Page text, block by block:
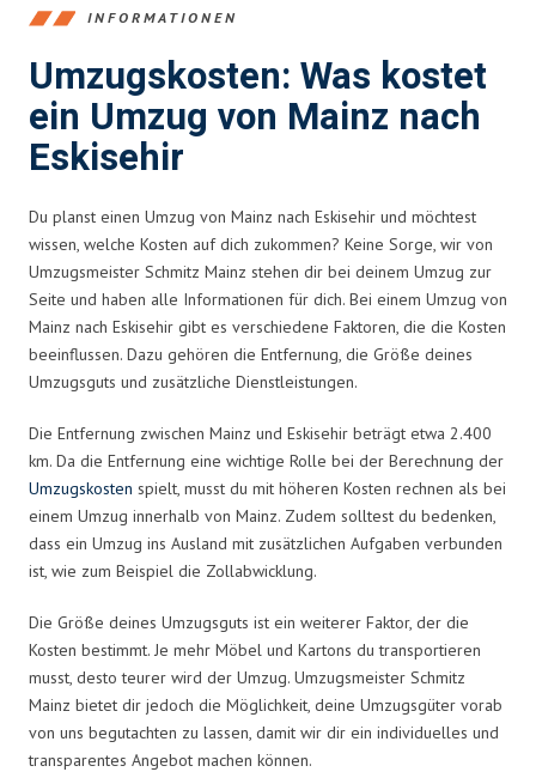
INFORMATIONEN
Umzugskosten: Was kostet
ein Umzug von Mainz nach
Eskisehir
Du planst einen Umzug von Mainz nach Eskisehir und möchtest
wissen, welche Kosten auf dich zukommen? Keine Sorge, wir von
Umzugsmeister Schmitz Mainz stehen dir bei deinem Umzug zur
Seite und haben alle Informationen für dich. Bei einem Umzug von
Mainz nach Eskisehir gibt es verschiedene Faktoren, die die Kosten
beeinflussen. Dazu gehören die Entfernung, die Größe deines
Umzugsguts und zusätzliche Dienstleistungen.
Die Entfernung zwischen Mainz und Eskisehir beträgt etwa 2.400
km. Da die Entfernung eine wichtige Rolle bei der Berechnung der
Umzugskosten spielt, musst du mit höheren Kosten rechnen als bei
einem Umzug innerhalb von Mainz. Zudem solltest du bedenken,
dass ein Umzug ins Ausland mit zusätzlichen Aufgaben verbunden
ist, wie zum Beispiel die Zollabwicklung.
Die Größe deines Umzugsguts ist ein weiterer Faktor, der die
Kosten bestimmt. Je mehr Möbel und Kartons du transportieren
musst, desto teurer wird der Umzug. Umzugsmeister Schmitz
Mainz bietet dir jedoch die Möglichkeit, deine Umzugsgüter vorab
von uns begutachten zu lassen, damit wir dir ein individuelles und
transparentes Angebot machen können.